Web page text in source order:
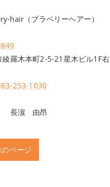
hair（ブラベリーヘアー）
綾羅木本町2-5-21星木ビル1F右
253-1030
長濵 由昂
ページ